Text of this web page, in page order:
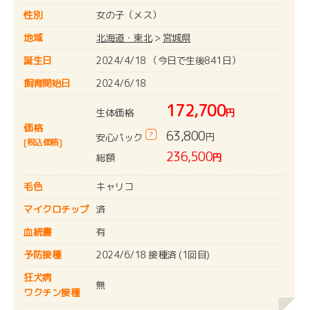
性別
女の子（メス）
地域
北海道・東北> 宮城県
誕生日
2024/4/18 （今日で生後841日）
飼育開始日
2024/6/18
価格
[税込価格]
生体価格 172,700円
安心パック
? 63,800円
総額
236,500円
毛色
キャリコ
マイクロチップ 済
血統書
有
予防接種
2024/6/18 接種済 (1回目)
狂犬病
ワクチン接種
無